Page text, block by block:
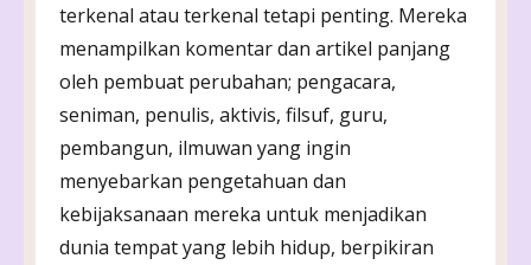
terkenal atau terkenal tetapi penting. Mereka
menampilkan komentar dan artikel panjang
oleh pembuat perubahan; pengacara,
seniman, penulis, aktivis, filsuf, guru,
pembangun, ilmuwan yang ingin
menyebarkan pengetahuan dan
kebijaksanaan mereka untuk menjadikan
dunia tempat yang lebih hidup, berpikiran